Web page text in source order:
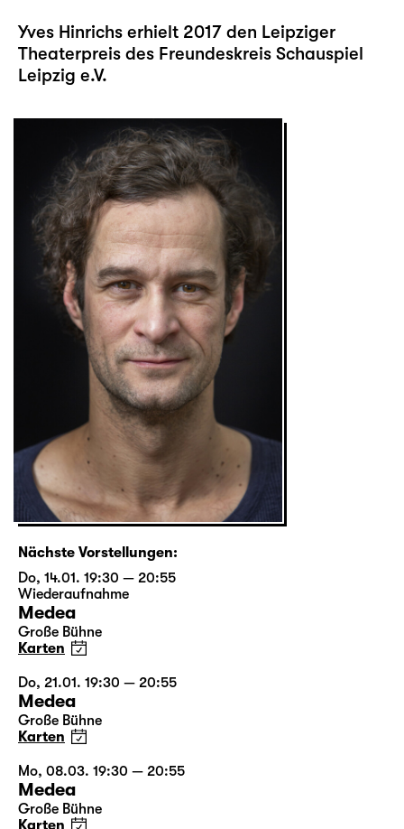
Yves Hinrichs erhielt 2017 den Leipziger
Theaterpreis des Freundeskreis Schauspiel
Leipzig e.V.
Nächste Vorstellungen:
Do, 14.01. 19:30 — 20:55
Wiederaufnahme
Medea
Große Bühne
Karten
Do, 21.01. 19:30 — 20:55
Medea
Große Bühne
Karten
Mo, 08.03. 19:30 — 20:55
Medea
Große Bühne
Karten